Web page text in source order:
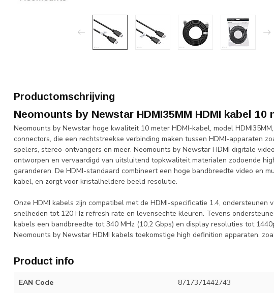
Productomschrijving
Neomounts by Newstar HDMI35MM HDMI kabel 10
Neomounts by Newstar hoge kwaliteit 10 meter HDMI-kabel, model
connectors, die een rechtstreekse verbinding maken tussen HDMI-apparaten
spelers, stereo-ontvangers en meer. Neomounts by Newstar HDMI digitale
ontworpen en vervaardigd van uitsluitend topkwaliteit materialen zodoende
garanderen. De HDMI-standaard combineert een hoge bandbreedte video en
kabel, en zorgt voor kristalheldere beeld resolutie.
Onze HDMI kabels zijn compatibel met de HDMI-specificatie 1.4, ondersteunen
snelheden tot 120 Hz refresh rate en levensechte kleuren. Tevens
kabels een bandbreedte tot 340 MHz (10,2 Gbps) en display resoluties tot
Neomounts by Newstar HDMI kabels toekomstige high definition apparaten,
Product info
EAN Code 8717371442743